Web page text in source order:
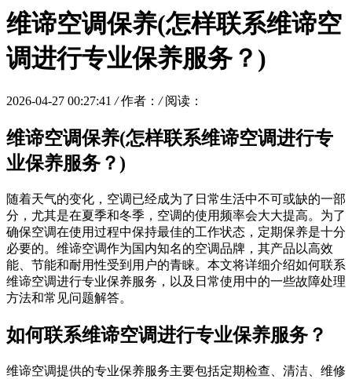
维谛空调保养(怎样联系维谛空
调进行专业保养服务？)
2026-04-27 00:27:41 / 作者： / 阅读：
维谛空调保养(怎样联系维谛空调进行专
业保养服务？)
随着天气的变化，空调已经成为了日常生活中不可或缺的一部
分，尤其是在夏季和冬季，空调的使用频率会大大提高。为了
确保空调在使用过程中保持最佳的工作状态，定期保养是十分
必要的。维谛空调作为国内知名的空调品牌，其产品以高效
能、节能和耐用性受到用户的青睐。本文将详细介绍如何联系
维谛空调进行专业保养服务，以及日常使用中的一些故障处理
方法和常见问题解答。
如何联系维谛空调进行专业保养服务？
维谛空调提供的专业保养服务主要包括定期检查、清洁、维修